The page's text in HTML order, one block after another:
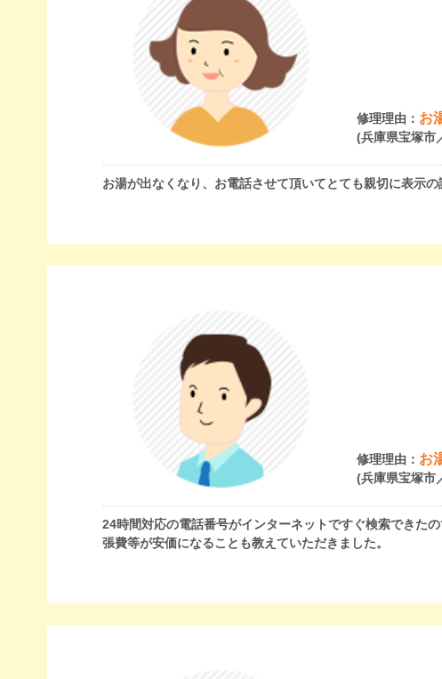
修理理由： お
(兵庫県宝塚市
お湯が出なくなり、お電話させて頂いてとても親切に表示
修理理由： お
(兵庫県宝塚市
24時間対応の電話番号がインターネットですぐ検索できた
張費等が安価になることも教えていただきました。